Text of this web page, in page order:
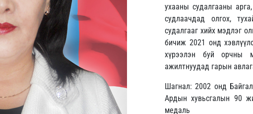
ухааны судалгааны
судлаачдад олгох,
судалгааг хийх мэдлэг
бичиж 2021 онд
хүрээлэн буй орчны
ажилтнуудад гарын
Шагнал: 2002 онд
Ардын хувьсгалын 90
медаль